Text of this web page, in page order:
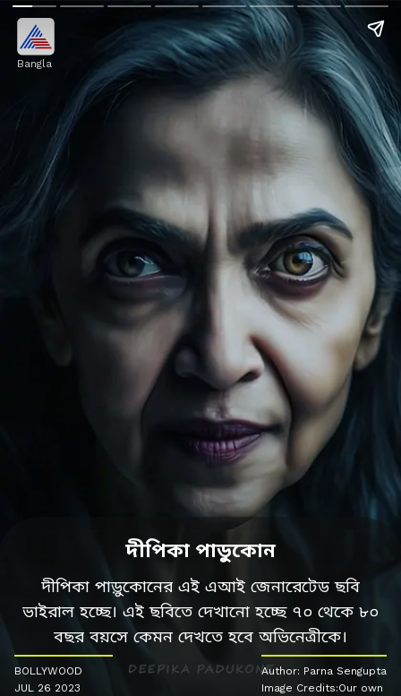
Bangla
দীপিকা পাডুকোন
দীপিকা পাড়ুকোনের এই এআই জেনারেটেড ছবি
ভাইরাল হচ্ছে। এই ছবিতে দেখানো হচ্ছে ৭০ থেকে ৮০
বছর বয়সে কেমন দেখতে হবে অভিনেত্রীকে।
BOLLYWOOD
JUL 26 2023
Author: Parna Sengupta
Image Credits:Our own